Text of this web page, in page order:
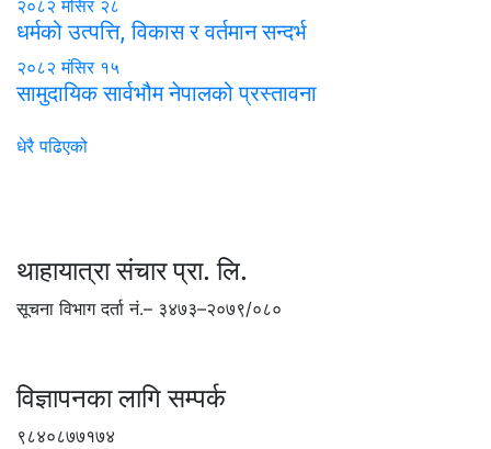
२०८२ मंसिर २८
धर्मको उत्पत्ति, विकास र वर्तमान सन्दर्भ
२०८२ मंसिर १५
सामुदायिक सार्वभौम नेपालको प्रस्तावना
धेरै पढिएको
थाहायात्रा संचार प्रा. लि.
सूचना विभाग दर्ता नं.– ३४७३–२०७९/०८०
विज्ञापनका लागि सम्पर्क
९८४०८७७१७४